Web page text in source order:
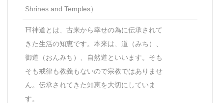
Shrines and Temples）
⛩神道とは、古来から幸せの為に伝承されて
きた生活の知恵です。本来は、道（みち）、
御道（おんみち）、自然道といいます。そも
そも戒律も教義もないので宗教ではありませ
ん。伝承されてきた知恵を大切にしていま
す。